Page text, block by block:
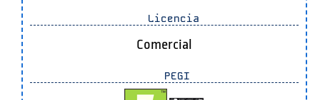
Licencia
Comercial
PEGI